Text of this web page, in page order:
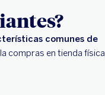
comunes de
compras en tienda física